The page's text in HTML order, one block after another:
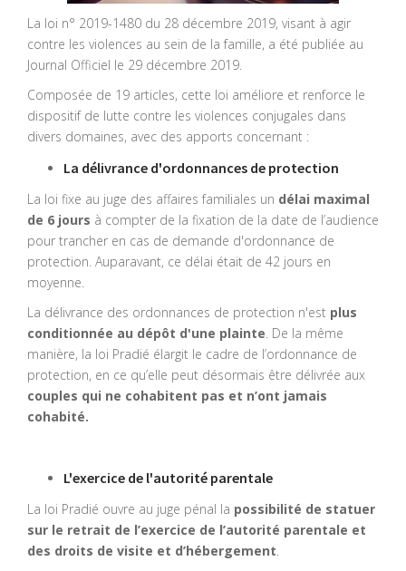
La loi n° 2019-1480 du 28 décembre 2019, visant à agir
contre les violences au sein de la famille, a été publiée au
Journal Officiel le 29 décembre 2019.
Composée de 19 articles, cette loi améliore et renforce le
dispositif de lutte contre les violences conjugales dans
divers domaines, avec des apports concernant :
La délivrance d'ordonnances de protection
La loi fixe au juge des affaires familiales un délai maximal
de 6 jours à compter de la fixation de la date de l’audience
pour trancher en cas de demande d'ordonnance de
protection. Auparavant, ce délai était de 42 jours en
moyenne.
La délivrance des ordonnances de protection n'est plus
conditionnée au dépôt d'une plainte. De la même
manière, la loi Pradié élargit le cadre de l’ordonnance de
protection, en ce qu’elle peut désormais être délivrée aux
couples qui ne cohabitent pas et n’ont jamais
cohabité.
L'exercice de l'autorité parentale
La loi Pradié ouvre au juge pénal la possibilité de statuer
sur le retrait de l’exercice de l’autorité parentale et
des droits de visite et d’hébergement.